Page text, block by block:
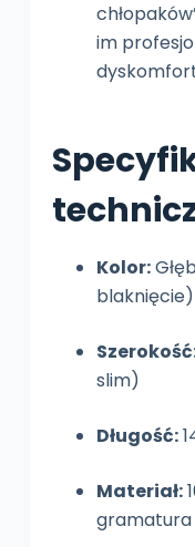
im
Kolor:
blaknięcie)
slim)
Długość:
Materiał:
gramatura